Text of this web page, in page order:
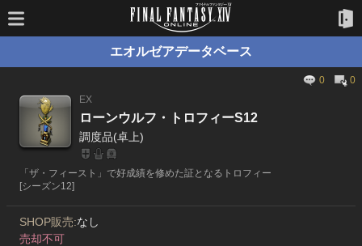
エオルゼアデータベース
0
0
EX
ローンウルフ・トロフィーS12
調度品(卓上)
「ザ・フィースト」で好成績を修めた証となるトロフィー
[シーズン12]
SHOP販売:なし
売却不可